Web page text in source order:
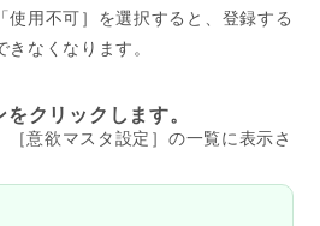
使用不可］を選択すると、登録する
きなくなります。
をクリックします。
［意欲マスタ設定］の一覧に表示さ